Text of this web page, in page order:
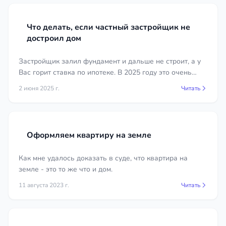
Что делать, если частный застройщик не
достроил дом
Застройщик залил фундамент и дальше не строит, а у
Вас горит ставка по ипотеке. В 2025 году это очень
распространенная ситуация в Крыму и Симферополе в
2 июня 2025 г. Читать
Оформляем квартиру на земле
Как мне удалось доказать в суде, что квартира на
земле - это то же что и дом.
11 августа 2023 г. Читать